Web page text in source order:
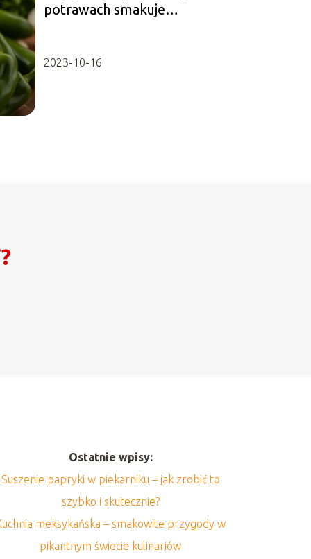
potrawach smakuje
2023-10-16
Ostatnie wpisy:
Suszenie papryki w piekarniku – jak zrobić to
szybko i skutecznie?
meksykańska – smakowite przygody w
pikantnym świecie kulinariów